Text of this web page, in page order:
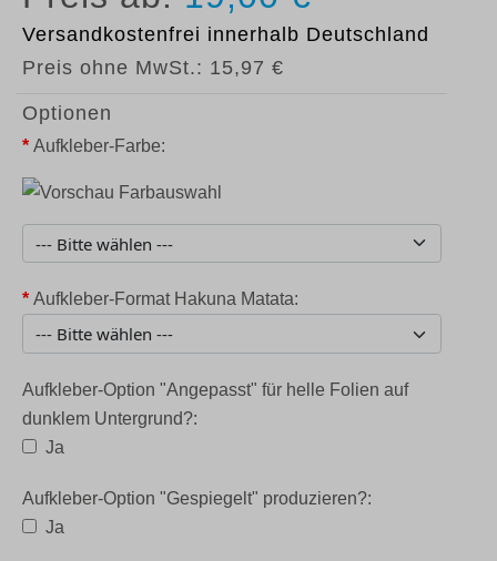
Versandkostenfrei innerhalb Deutschland
Preis ohne MwSt.: 15,97 €
Optionen
* Aufkleber-Farbe:
* Aufkleber-Format Hakuna Matata:
Aufkleber-Option "Angepasst" für helle Folien auf
dunklem Untergrund?:
Ja
Aufkleber-Option "Gespiegelt" produzieren?:
Ja